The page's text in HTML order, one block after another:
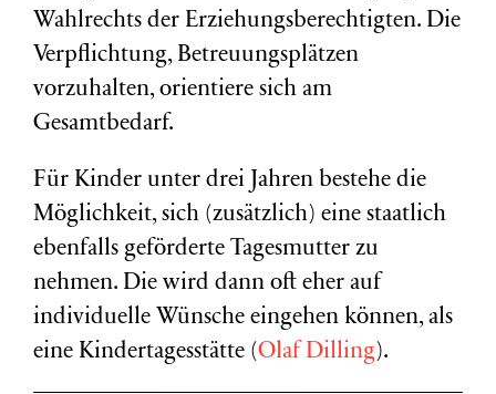
Wahlrechts der Erziehungsberechtigten. Die
Verpflichtung, Betreuungsplätzen
vorzuhalten, orientiere sich am
Gesamtbedarf.
Für Kinder unter drei Jahren bestehe die
Möglichkeit, sich (zusätzlich) eine staatlich
ebenfalls geförderte Tagesmutter zu
nehmen. Die wird dann oft eher auf
individuelle Wünsche eingehen können, als
eine Kindertagesstätte (Olaf Dilling).